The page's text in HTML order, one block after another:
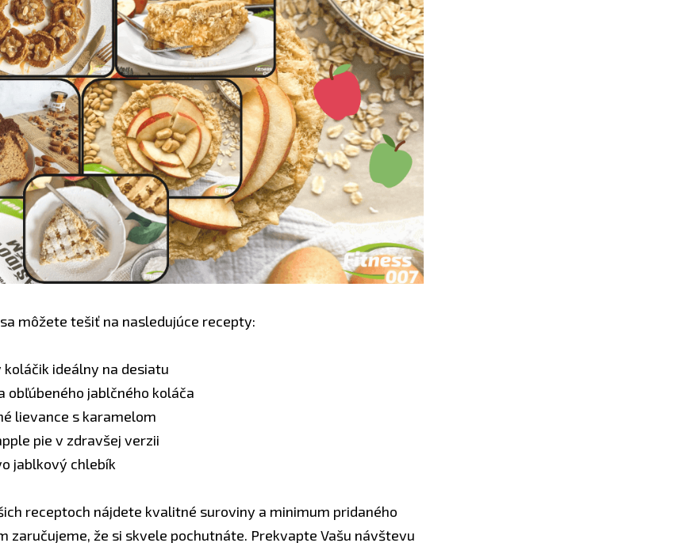
môžete tešiť na nasledujúce recepty:
koláčik ideálny na desiatu
obľúbeného jablčného koláča
lievance s karamelom
pie v zdravšej verzii
jablkový chlebík
receptoch nájdete kvalitné suroviny a minimum pridaného
zaručujeme, že si skvele pochutnáte. Prekvapte Vašu návštevu